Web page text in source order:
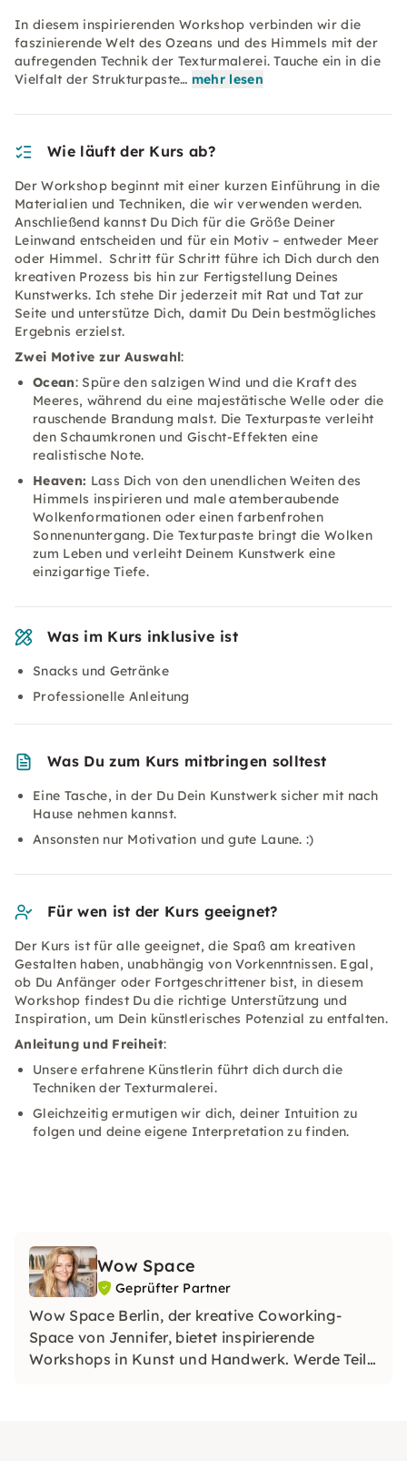
In diesem inspirierenden Workshop verbinden wir die
faszinierende Welt des Ozeans und des Himmels mit der
aufregenden Technik der Texturmalerei. Tauche ein in die
Vielfalt der Strukturpaste… mehr lesen
Wie läuft der Kurs ab?
Der Workshop beginnt mit einer kurzen Einführung in die
Materialien und Techniken, die wir verwenden werden.
Anschließend kannst Du Dich für die Größe Deiner
Leinwand entscheiden und für ein Motiv – entweder Meer
oder Himmel. Schritt für Schritt führe ich Dich durch den
kreativen Prozess bis hin zur Fertigstellung Deines
Kunstwerks. Ich stehe Dir jederzeit mit Rat und Tat zur
Seite und unterstütze Dich, damit Du Dein bestmögliches
Ergebnis erzielst.
Zwei Motive zur Auswahl:
Ocean: Spüre den salzigen Wind und die Kraft des
Meeres, während du eine majestätische Welle oder die
rauschende Brandung malst. Die Texturpaste verleiht
den Schaumkronen und Gischt-Effekten eine
realistische Note.
Heaven: Lass Dich von den unendlichen Weiten des
Himmels inspirieren und male atemberaubende
Wolkenformationen oder einen farbenfrohen
Sonnenuntergang. Die Texturpaste bringt die Wolken
zum Leben und verleiht Deinem Kunstwerk eine
einzigartige Tiefe.
Was im Kurs inklusive ist
Snacks und Getränke
Professionelle Anleitung
Was Du zum Kurs mitbringen solltest
Eine Tasche, in der Du Dein Kunstwerk sicher mit nach
Hause nehmen kannst.
Ansonsten nur Motivation und gute Laune. :)
Für wen ist der Kurs geeignet?
Der Kurs ist für alle geeignet, die Spaß am kreativen
Gestalten haben, unabhängig von Vorkenntnissen. Egal,
ob Du Anfänger oder Fortgeschrittener bist, in diesem
Workshop findest Du die richtige Unterstützung und
Inspiration, um Dein künstlerisches Potenzial zu entfalten.
Anleitung und Freiheit:
Unsere erfahrene Künstlerin führt dich durch die
Techniken der Texturmalerei.
Gleichzeitig ermutigen wir dich, deiner Intuition zu
folgen und deine eigene Interpretation zu finden.
Wow Space
Geprüfter Partner
Wow Space Berlin, der kreative Coworking-
Space von Jennifer, bietet inspirierende
Workshops in Kunst und Handwerk. Werde Teil